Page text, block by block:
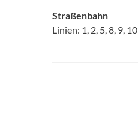
Straßenbahn
Linien: 1, 2, 5, 8, 9, 10